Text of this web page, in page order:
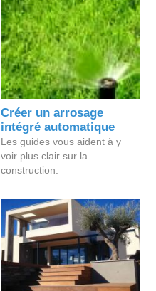
Créer un arrosage
intégré automatique
Les guides vous aident à y
voir plus clair sur la
construction.